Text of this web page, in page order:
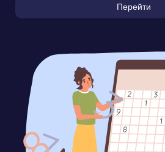
Перейти